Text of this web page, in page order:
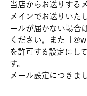
当店からお送りする
メインでお送りいた
ールが届かない場合
ください。また「
を許可する設定にし
す。
メール設定につきまし